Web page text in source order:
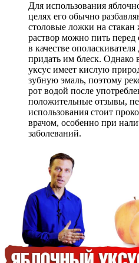
Для использования
целях его обычно
столовые ложки на стакан
раствор можно пить перед
в качестве
придать им блеск. Однако
уксус имеет кислую
зубную эмаль, поэтому
рот водой после
положительные отзывы,
использования стоит
врачом, особенно при
заболеваний.